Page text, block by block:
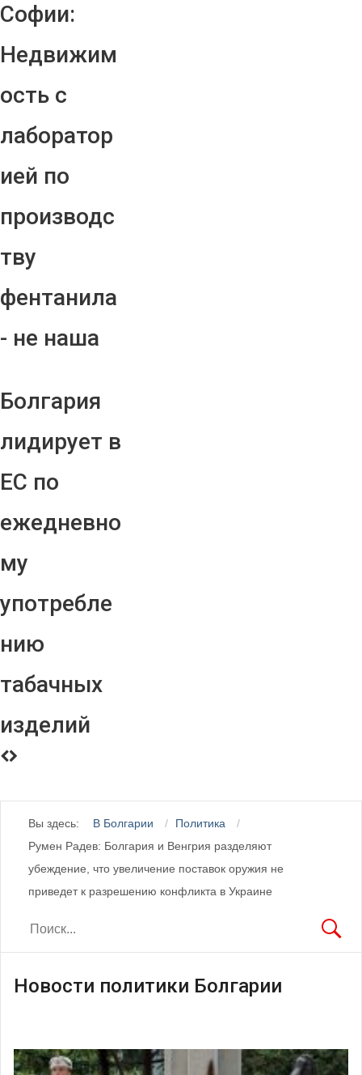
Софии:
Недвижим
ость с
лаборатор
ией по
производс
тву
фентанила
- не наша
Болгария
лидирует в
ЕС по
ежедневно
му
употребле
нию
табачных
изделий
Вы здесь: В Болгарии
Политика
Румен Радев: Болгария и Венгрия разделяют
убеждение, что увеличение поставок оружия не
приведет к разрешению конфликта в Украине
Новости политики Болгарии